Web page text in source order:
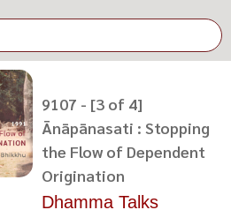
9107 - [3 of 4]
Ānāpānasati : Stopping
the Flow of Dependent
Origination
Dhamma Talks